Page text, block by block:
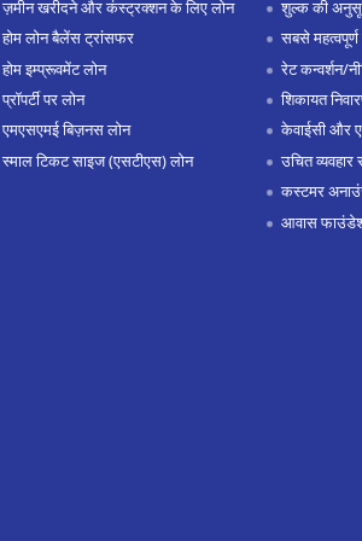
ज़मीन खरीदने और कंस्ट्रक्शन के लिए लोन
होम लोन बैलेंस ट्रांसफर
होम इम्प्रूवमेंट लोन
प्रॉपर्टी पर लोन
एमएसएमई बिज़नस लोन
स्माल टिकट साइज (एसटीएस) लोन
शुल्क की
सबसे महत्वपूर्ण
रेट कन्वर्शन/
शिकायत
केवाईसी और
उचित व्यवहार
कस्टमर
आवास